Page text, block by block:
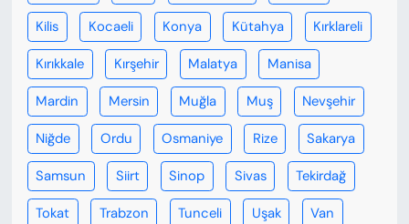
Kilis Kocaeli Konya Kütahya Kırklareli
Kırıkkale Kırşehir Malatya Manisa
Mardin Mersin Muğla Muş Nevşehir
Niğde Ordu Osmaniye Rize Sakarya
Samsun Siirt Sinop Sivas Tekirdağ
Tokat Trabzon Tunceli Uşak Van